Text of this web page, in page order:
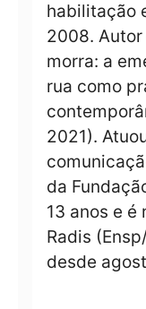
habilitação
2008.
morra: a
rua como
2021).
da
13 anos e é
Radis
desde